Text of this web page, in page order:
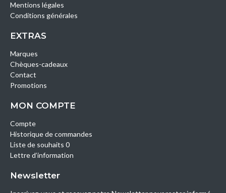
Mentions légales
Conditions générales
EXTRAS
Marques
Chèques-cadeaux
Contact
Promotions
MON COMPTE
Compte
Historique de commandes
Liste de souhaits 0
Lettre d’information
Newsletter